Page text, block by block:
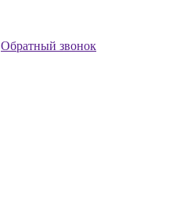
Обратный звонок